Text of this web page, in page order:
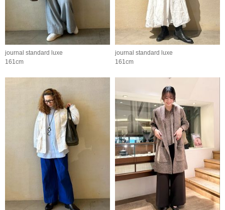
journal standard luxe
161cm
journal standard luxe
161cm